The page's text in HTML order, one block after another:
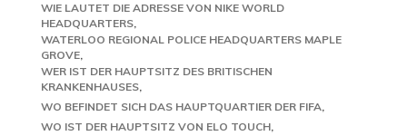
WIE LAUTET DIE ADRESSE VON NIKE WORLD
HEADQUARTERS
WATERLOO REGIONAL POLICE HEADQUARTERS MAPLE
GROVE
WER IST DER HAUPTSITZ DES BRITISCHEN
KRANKENHAUSES
WO BEFINDET SICH DAS HAUPTQUARTIER DER FIFA
WO IST DER HAUPTSITZ VON ELO TOUCH